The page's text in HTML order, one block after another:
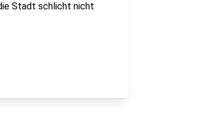
Stadt schlicht nicht